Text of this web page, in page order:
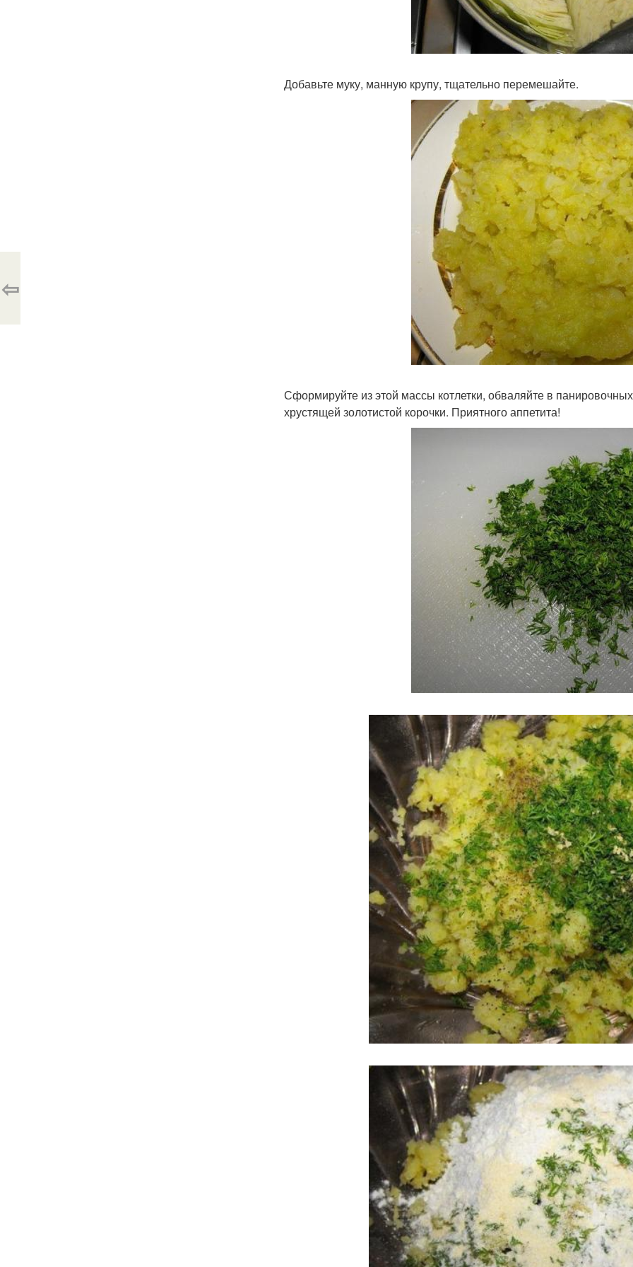
Добавьте муку, манную крупу, тщательно перемешайте.
Сформируйте из этой массы котлетки, обваляйте в
хрустящей золотистой корочки. Приятного аппетита!
⇦